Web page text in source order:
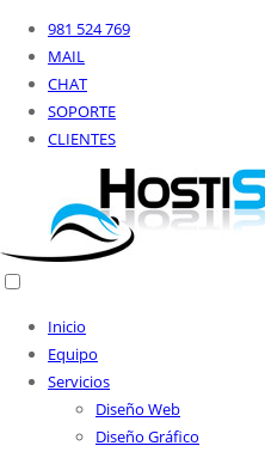
981 524 769
MAIL
CHAT
SOPORTE
CLIENTES
Inicio
Equipo
Servicios
Diseño Web
Diseño Gráfico